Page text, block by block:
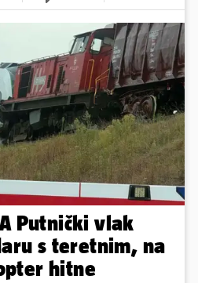
Putnički vlak
s teretnim, na
hitne